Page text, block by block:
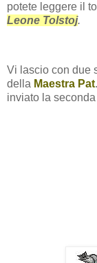
potete leggere il
Leone Tolstoj.
Vi lascio con due
della Maestra Pat
inviato la